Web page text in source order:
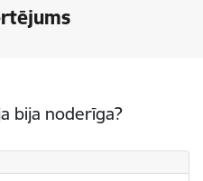
bija noderīga?